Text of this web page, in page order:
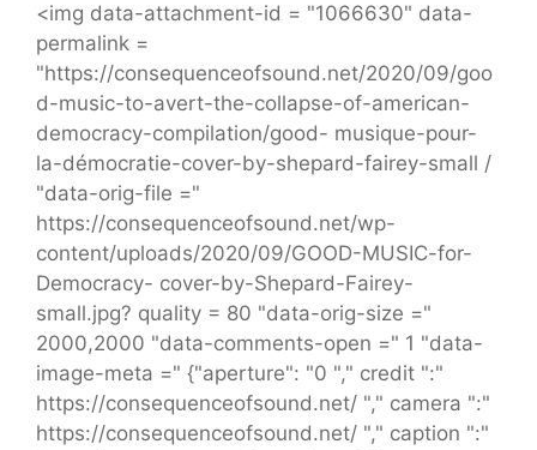
<img data-attachment-id = "1066630" data-
permalink =
"https://consequenceofsound.net/2020/09/goo
d-music-to-avert-the-collapse-of-american-
democracy-compilation/good- musique-pour-
la-démocratie-cover-by-shepard-fairey-small /
"data-orig-file ="
https://consequenceofsound.net/wp-
content/uploads/2020/09/GOOD-MUSIC-for-
Democracy- cover-by-Shepard-Fairey-
small.jpg? quality = 80 "data-orig-size ="
2000,2000 "data-comments-open =" 1 "data-
image-meta =" {"aperture": "0 "," credit ":"
https://consequenceofsound.net/ "," camera ":"
https://consequenceofsound.net/ "," caption ":"